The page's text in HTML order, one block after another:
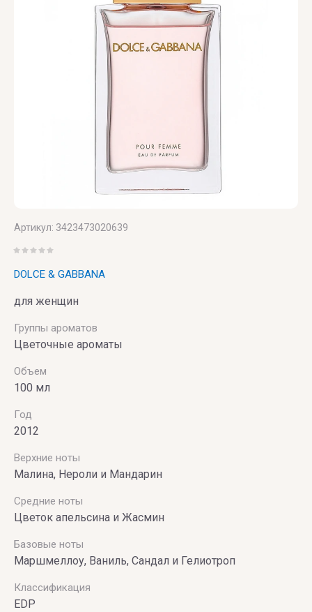
Артикул: 3423473020639
DOLCE & GABBANA
для женщин
Группы ароматов
Цветочные ароматы
Объем
100 мл
Год
2012
Верхние ноты
Малина, Нероли и Мандарин
Средние ноты
Цветок апельсина и Жасмин
Базовые ноты
Маршмеллоу, Ваниль, Сандал и Гелиотроп
Классификация
EDP
Victoria's
Secret
VIKTOR
& ROLF
VILHELM
PARFUMERIE
Camuto